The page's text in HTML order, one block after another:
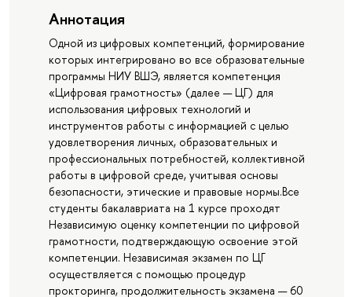
Аннотация
Одной из цифровых компетенций, формирование
которых интегрировано во все образовательные
программы НИУ ВШЭ, является компетенция
«Цифровая грамотность» (далее — ЦГ) для
использования цифровых технологий и
инструментов работы с информацией с целью
удовлетворения личных, образовательных и
профессиональных потребностей, коллективной
работы в цифровой среде, учитывая основы
безопасности, этические и правовые нормы.Все
студенты бакалавриата на 1 курсе проходят
Независимую оценку компетенции по цифровой
грамотности, подтверждающую освоение этой
компетенции. Независимая экзамен по ЦГ
осуществляется с помощью процедур
прокторинга, продолжительность экзамена — 60